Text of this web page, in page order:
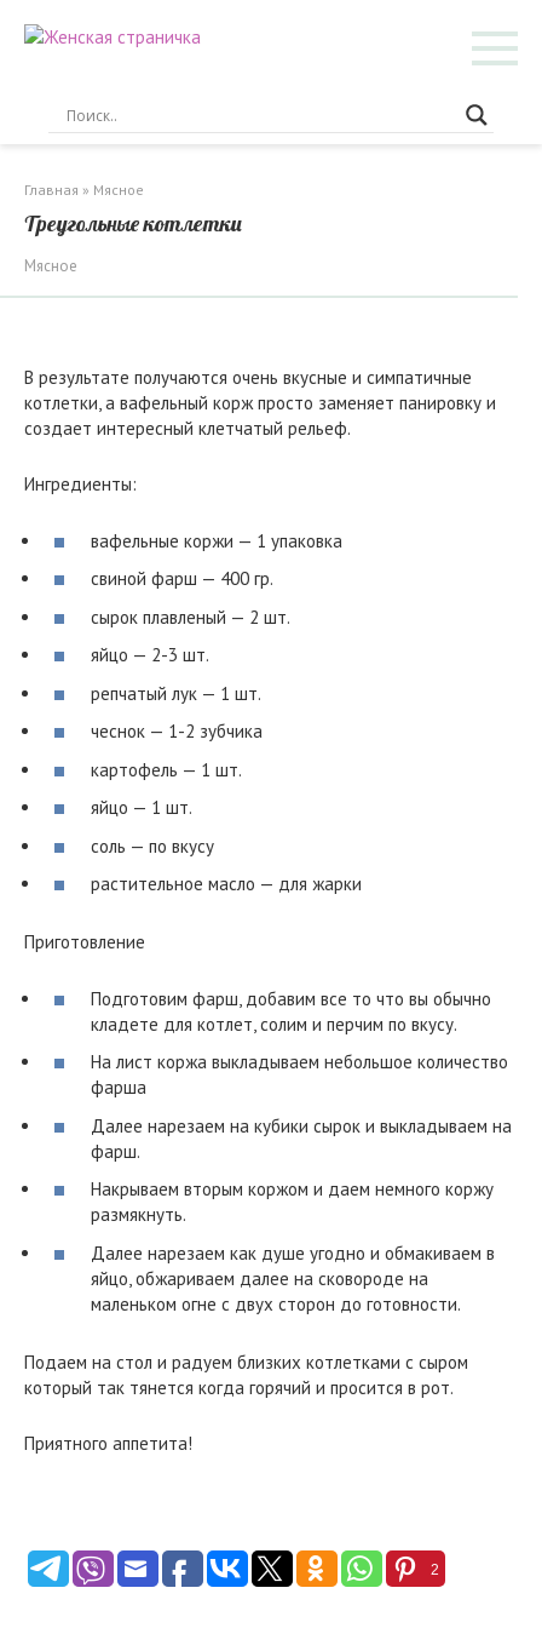
Главная » Мясное
Треугольные котлетки
Мясное
В результате получаются очень вкусные и симпатичные
котлетки, а вафельный корж просто заменяет панировку и
создает интересный клетчатый рельеф.
Ингредиенты:
вафельные коржи — 1 упаковка
свиной фарш — 400 гр.
сырок плавленый — 2 шт.
яйцо — 2-3 шт.
репчатый лук — 1 шт.
чеснок — 1-2 зубчика
картофель — 1 шт.
яйцо — 1 шт.
соль — по вкусу
растительное масло — для жарки
Приготовление
Подготовим фарш, добавим все то что вы обычно
кладете для котлет, солим и перчим по вкусу.
На лист коржа выкладываем небольшое количество
фарша
Далее нарезаем на кубики сырок и выкладываем на
фарш.
Накрываем вторым коржом и даем немного коржу
размякнуть.
Далее нарезаем как душе угодно и обмакиваем в
яйцо, обжариваем далее на сковороде на
маленьком огне с двух сторон до готовности.
Подаем на стол и радуем близких котлетками с сыром
который так тянется когда горячий и просится в рот.
Приятного аппетита!
2